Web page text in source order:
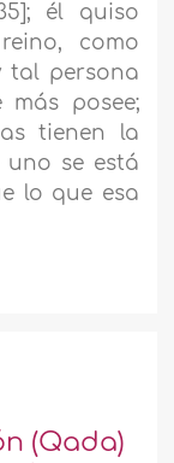
él quiso
como
tal persona
posee;
tienen la
uno se está
lo que esa
(Qada)